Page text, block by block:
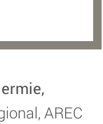
AREC